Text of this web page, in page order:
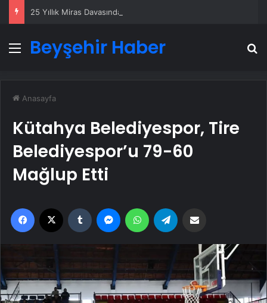
Menü
Beyşehir Haber
Anasayfa
Kütahya Belediyespor, Tire
Belediyespor’u 79-60
Mağlup Etti
Facebook Tumblr MessengerWhatsApp